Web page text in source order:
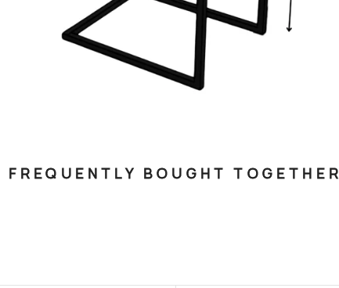
FREQUENTLY BOUGHT TOGETHER